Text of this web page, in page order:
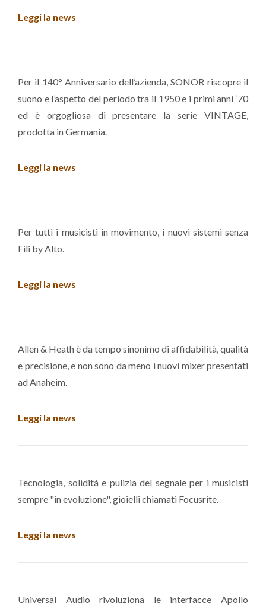
Leggi la news
Per il 140° Anniversario dell’azienda, SONOR riscopre il
suono e l’aspetto del periodo tra il 1950 e i primi anni ’70
ed è orgogliosa di presentare la serie VINTAGE,
prodotta in Germania.
Leggi la news
Per tutti i musicisti in movimento, i nuovi sistemi senza
Fili by Alto.
Leggi la news
Allen & Heath è da tempo sinonimo di affidabilità, qualità
e precisione, e non sono da meno i nuovi mixer presentati
ad Anaheim.
Leggi la news
Tecnologia, solidità e pulizia del segnale per i musicisti
sempre "in evoluzione", gioielli chiamati Focusrite.
Leggi la news
Universal Audio rivoluziona le interfacce Apollo